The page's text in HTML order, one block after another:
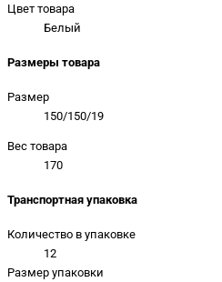
Цвет товара
Белый
Размеры товара
Размер
150/150/19
Вес товара
170
Транспортная упаковка
Количество в упаковке
12
Размер упаковки